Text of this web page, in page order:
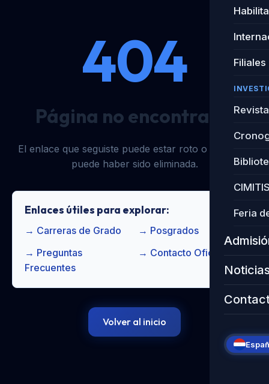
Filiales
Feria
404
Página no encontrada
El enlace que seguiste puede estar roto o la página
puede haber sido eliminada.
Enlaces útiles para explorar:
→ Carreras de Grado → Posgrados
→ Preguntas
Frecuentes
→ Contacto Oficial
Volver al inicio